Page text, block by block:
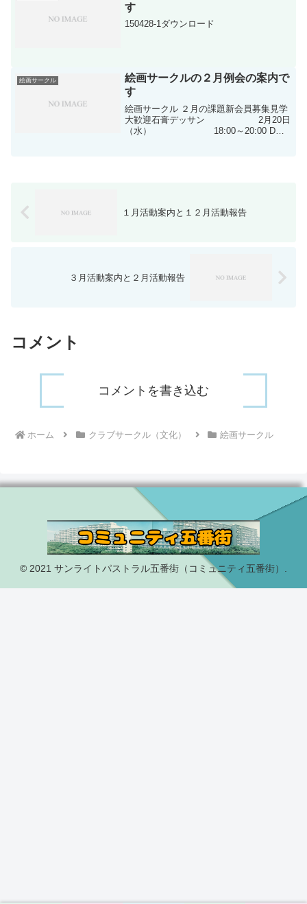
す
150428-1ダウンロード
絵画サークル
絵画サークルの２月例会の案内で
す
絵画サークル ２月の課題新会員募集見学
大歓迎石膏デッサン 2月20日
（水） 18:00～20:00 D棟
１月活動案内と１２月活動報告
３月活動案内と２月活動報告
コメント
コメントを書き込む
ホーム クラブサークル（文化） 絵画サークル
© 2021 サンライトパストラル五番街（コミュニティ五番街）.